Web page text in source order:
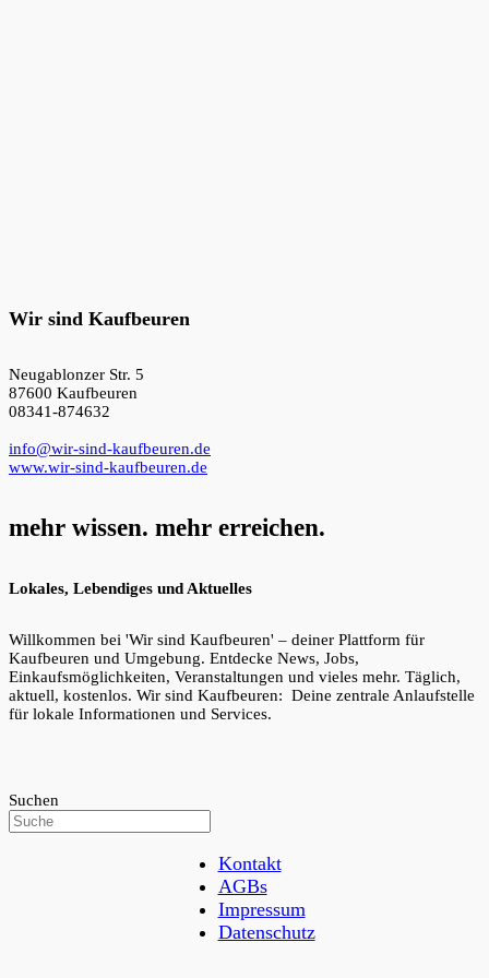
Wir sind Kaufbeuren
Neugablonzer Str. 5
87600 Kaufbeuren
08341-874632
info@wir-sind-kaufbeuren.de
www.wir-sind-kaufbeuren.de
mehr wissen. mehr erreichen.
Lokales, Lebendiges und Aktuelles
Willkommen bei 'Wir sind Kaufbeuren' – deiner Plattform für
Kaufbeuren und Umgebung. Entdecke News, Jobs,
Einkaufsmöglichkeiten, Veranstaltungen und vieles mehr. Täglich,
aktuell, kostenlos. Wir sind Kaufbeuren: Deine zentrale Anlaufstelle
für lokale Informationen und Services.
Suchen
Kontakt
AGBs
Impressum
Datenschutz